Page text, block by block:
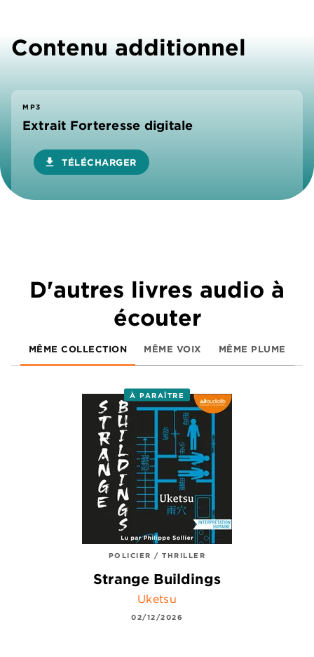
Contenu additionnel
MP3
Extrait Forteresse digitale
download TÉLÉCHARGER
D'autres livres audio à
écouter
MÊME COLLECTION MÊME VOIX MÊME PLUME
À PARAÎTRE
POLICIER / THRILLER
Strange Buildings
Uketsu
02/12/2026